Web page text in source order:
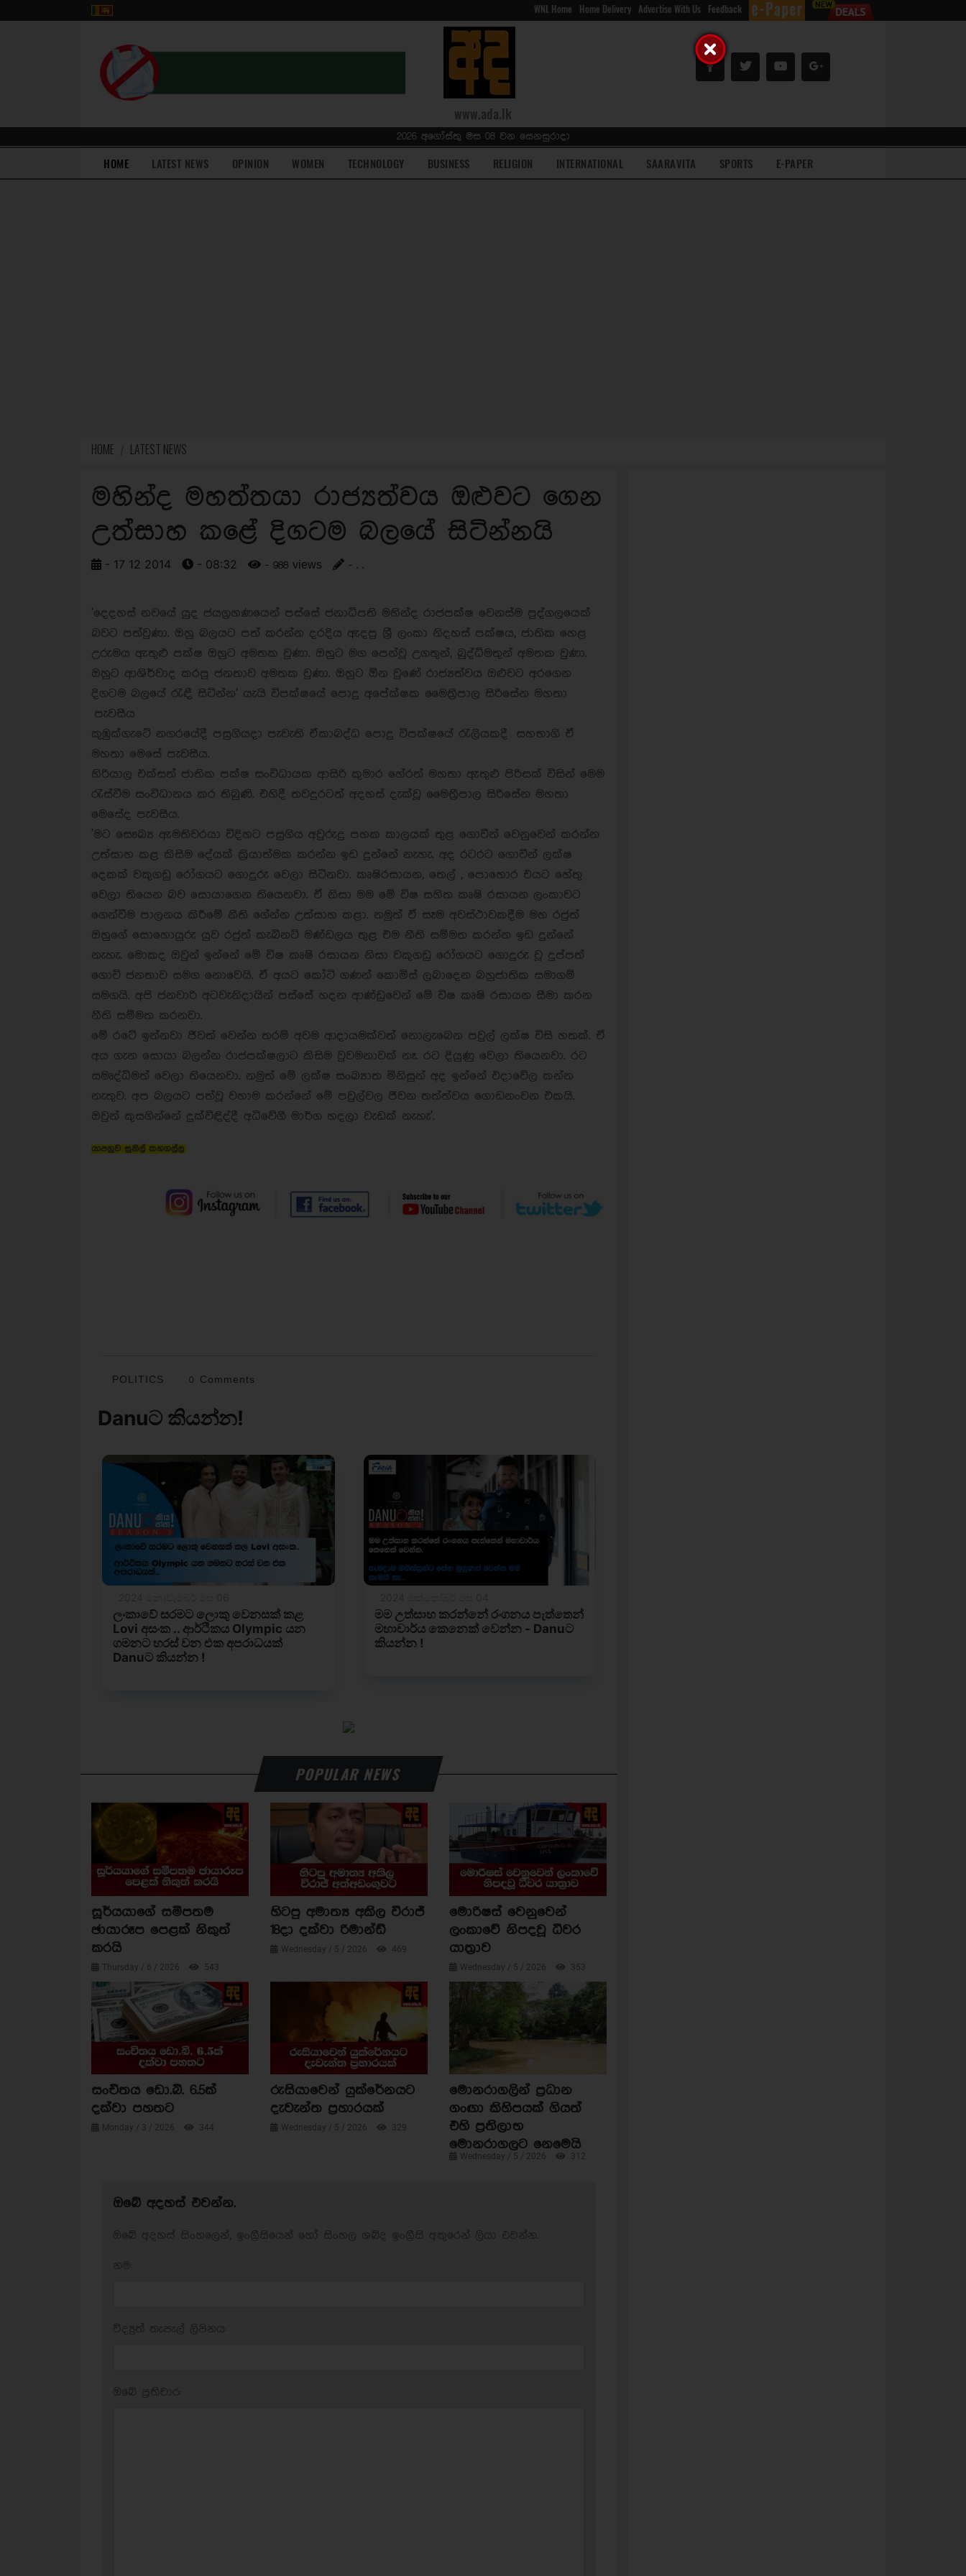
WNL Home Home Delivery Advertise With Us Feedback
www.ada.lk
2026 අගෝස්තු මස 08 වන සෙනසුරාදා
HOME(current)LATEST NEWS OPINION WOMEN TECHNOLOGY BUSINESS RELIGION INTERNATIONAL SAARAVITA SPORTS E-PAPER
HOME LATEST NEWS
මහින්ද මහත්තයා රාජ්‍යත්වය ඔළුවට ගෙන
උත්සාහ කළේ දිගටම බලයේ සිටින්නයි
- 17 12 2014 - 08:32 - 988 views - . .
'දෙදහස් නවයේ යුද ජයග්‍රහණයෙන් පස්සේ ජනාධිපති මහින්ද රාජපක්ෂ වෙනස්ම පුද්ගලයෙක්
බවට පත්වුණා. ඔහු බලයට පත් කරන්න දරදිය ඇදපු ශ්‍රී ලංකා නිදහස් පක්ෂය, ජාතික හෙළ
උරුමය ඇතුළු පක්ෂ ඔහුට අමතක වුණා. ඔහුට මග පෙන්වූ උගතුන්, බුද්ධිමතුන් අමතක වුණා.
ඔහුට ආශිර්වාද කරපු ජනතාව අමතක වුණා. ඔහුට ඕන වුණේ රාජ්‍යත්වය ඔළුවට අරගෙන
දිගටම බලයේ රැඳී සිටින්න' යැයි විපක්ෂයේ පොදු අපේක්ෂක මෛත්‍රීපාල සිරිසේන මහතා
පැවසීය
කුඹුක්ගැටේ නගරයේදී පසුගියදා පැවැති ඒකාබද්ධ පොදු විපක්ෂයේ රැලියකදී සහභාගි ඒ
මහතා මෙසේ පැවසීය.
හිරියාල එක්සත් ජාතික පක්ෂ සංවිධායක ආසිරි කුමාර හේරත් මහතා ඇතුළු පිරිසක් විසින් මෙම
රැස්වීම සංවිධානය කර තිබුණි. එහිදී තවදුරටත් අදහස් දැක්වූ මෛත්‍රීපාල සිරිසේන මහතා
මෙසේද පැවසීය.
'මට සෞඛ්‍ය ඇමතිවරයා විදිහට පසුගිය අවුරුදු පහක කාලයක් තුළ ගොවීන් වෙනුවෙන් කරන්න
උත්සාහ කළ කිසිම දේයක් ක්‍රියාත්මක කරන්න ඉඩ දුන්නේ නැහැ. අද රටරට ගොවීන් ලක්ෂ
දෙකක් වකුගඩු රෝගයට ගොදුරු වෙලා සිටිනවා. කෘෂිරසායන, තෙල් , පොහොර එයට හේතු
වෙලා තියෙන බව සොයාගෙන තියෙනවා. ඒ නිසා මම මේ විෂ සහිත කෘෂි රසායන ලංකාවට
ගෙන්වීම පාලනය කිරීමේ නීති ගේන්න උත්සාහ කළා. නමුත් ඒ සෑම අවස්ථාවකදීම මහ රජුත්
ඔහුගේ සොහොයුරු යුව රජුත් කැබිනට් මණ්ඩලය තුළ එම නීති සම්මත කරන්න ඉඩ දුන්නේ
නැහැ. මොකද ඔවුන් ඉන්නේ මේ විෂ කෘෂි රසායන නිසා වකුගඩු රෝගයට ගොදුරු වූ දුප්පත්
ගොවි ජනතාව සමග නොවෙයි. ඒ අයට කෝටි ගණන් කොමිස් ලබාදෙන බහුජාතික සමාගම්
සමගයි. අපි ජනවාරි අටවැනිදායින් පස්සේ හදන ආණ්ඩුවෙන් මේ විෂ කෘෂි රසායන සීමා කරන
නීති සම්මත කරනවා.
මේ රටේ ඉන්නවා ජීවත් වෙන්න තරම් අවම ආදායමක්වත් නොලැබෙන පවුල් ලක්ෂ විසි හතක්. ඒ
අය ගැන සොයා බලන්න රාජපක්ෂලාට කිසිම වුවමනාවක් නෑ. රට දියුණු වෙලා තියෙනවා. රට
සමෘද්ධිමත් වෙලා තියෙනවා. නමුත් මේ ලක්ෂ සංඛ්‍යාත මිනිසුන් අද ඉන්නේ එදාවේල කන්න
නැතුව. අප බලයට පත්වූ වහාම කරන්නේ මේ පවුල්වල ජීවන තත්ත්වය ගොඩනංවන එකයි.
ඔවුන් කුසගින්නේ දුක්විඳිද්දී අධිවේගී මාර්ග හදලා වැඩක් නැහැ'.
යාපහුව සුනිල් කහගල්ල
POLITICS 0 Comments
POPULAR NEWS
සූර්යයාගේ සමීපතම
ඡායාරූප පෙළක් නිකුත්
කරයි
Thursday / 6 / 2026 543
හිටපු අමාත්‍ය අකිල විරාජ්
18දා දක්වා රිමාන්ඩ්
Wednesday / 5 / 2026 469
මොරිෂස් වෙනුවෙන්
ලංකාවේ නිපදවූ ධීවර
යාත්‍රාව
Wednesday / 5 / 2026 353
සංචිතය ඩො.බි. 6.5ක්
දක්වා පහතට
Monday / 3 / 2026 344
රුසියාවෙන් යුක්රේනයට
දැවැන්ත ප්‍රහාරයක්
Wednesday / 5 / 2026 329
මොනරාගලින් ප්‍රධාන
ගංඟා කිහිපයක් ගියත්
එහි ප්‍රතිලාභ
මොනරාගලට නෙමෙයි
Wednesday / 5 / 2026 312
ඔබේ අදහස් එවන්න.